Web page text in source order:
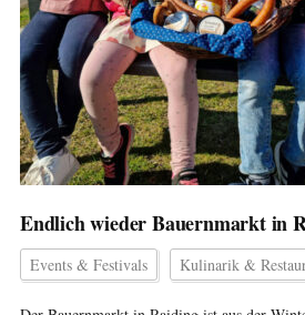
Endlich wieder Bauernmarkt in
Events & Festivals Kulinarik &